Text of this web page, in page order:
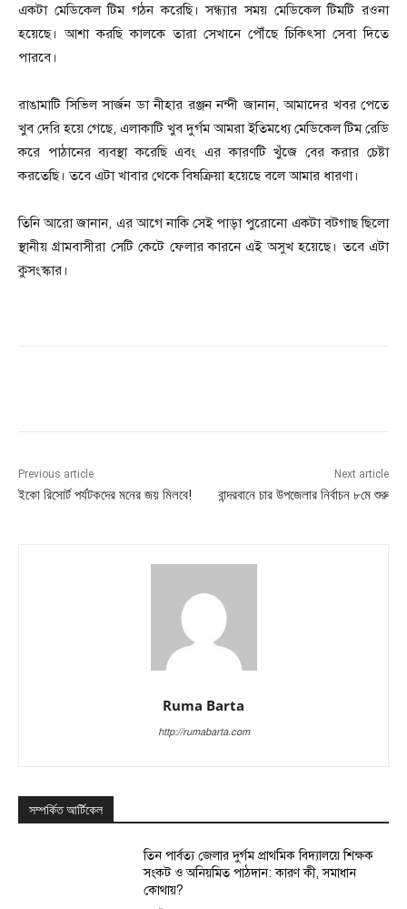
একটা মেডিকেল টিম গঠন করেছি। সন্ধ্যার সময় মেডিকেল টিমটি রওনা
হয়েছে। আশা করছি কালকে তারা সেখানে পৌঁছে চিকিৎসা সেবা দিতে
পারবে।
রাঙামাটি সিভিল সার্জন ডা নীহার রঞ্জন নন্দী জানান, আমাদের খবর পেতে
খুব দেরি হয়ে গেছে, এলাকাটি খুব দুর্গম আমরা ইতিমধ্যে মেডিকেল টিম রেডি
করে পাঠানের ব্যবস্থা করেছি এবং এর কারণটি খুঁজে বের করার চেষ্টা
করতেছি। তবে এটা খাবার থেকে বিষক্রিয়া হয়েছে বলে আমার ধারণা।
তিনি আরো জানান, এর আগে নাকি সেই পাড়া পুরোনো একটা বটগাছ ছিলো
স্থানীয় গ্রামবাসীরা সেটি কেটে ফেলার কারনে এই অসুখ হয়েছে। তবে এটা
কুসংস্কার।
Previous article
ইকো রিসোর্ট পর্যটকদের মনের জয় মিলবে!
Next article
বান্দরবানে চার উপজেলার নির্বাচন ৮মে শুরু
Ruma Barta
http://rumabarta.com
সম্পর্কিত আর্টিকেল
তিন পার্বত্য জেলার দুর্গম প্রাথমিক বিদ্যালয়ে শিক্ষক
সংকট ও অনিয়মিত পাঠদান: কারণ কী, সমাধান
কোথায়?